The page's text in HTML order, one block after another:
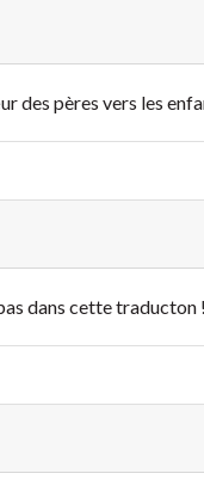
des pères vers les
dans cette traducton !